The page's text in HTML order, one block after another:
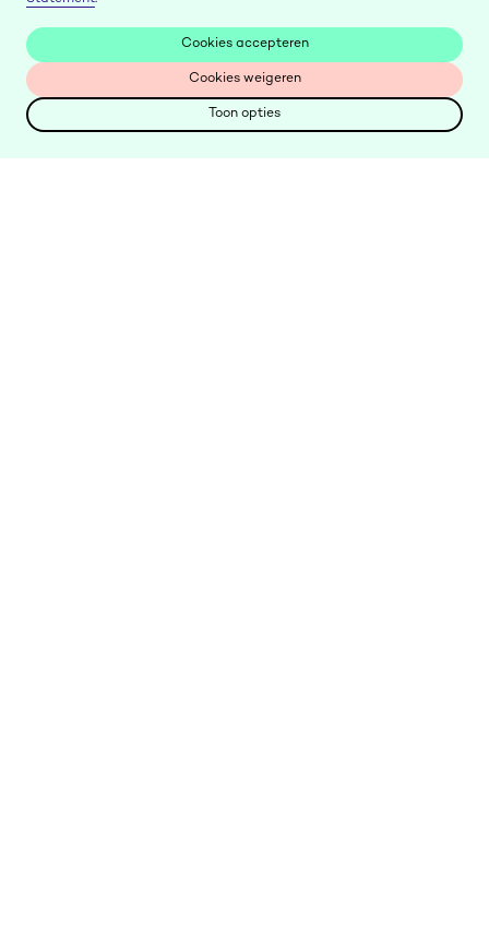
Cookies accepteren
Cookies accepteren
Cookies weigeren
Cookies weigeren
Toon opties
Toon opties